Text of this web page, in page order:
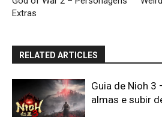
Extras
RELATED ARTICLES
Guia de Nioh
almas e subir